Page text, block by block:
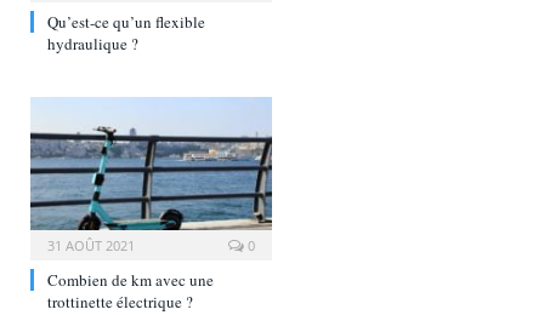
Qu’est-ce qu’un flexible
hydraulique ?
31 AOÛT 2021 0
Combien de km avec une
trottinette électrique ?